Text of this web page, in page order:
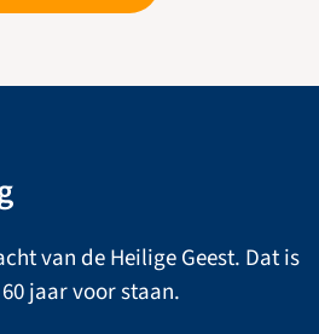
van de Heilige Geest. Dat is
jaar voor staan.